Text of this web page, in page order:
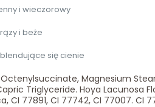
i wieczorowy
i beże
się cienie
Magnesium
Triglyceride. Hoya Lacunosa
CI 77891, CI 77742, CI 77007. CI